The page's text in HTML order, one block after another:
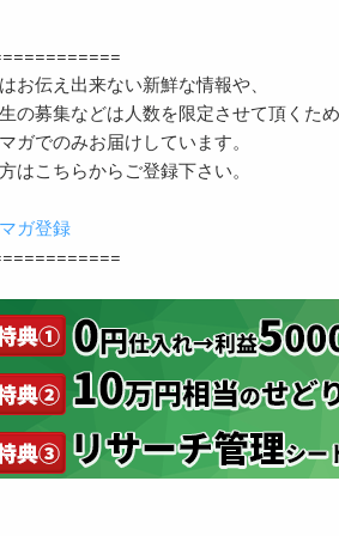
お伝え出来ない新鮮な情報や、
の募集などは人数を限定させて頂くため
ガでのみお届けしています。
はこちらからご登録下さい。
ガ登録